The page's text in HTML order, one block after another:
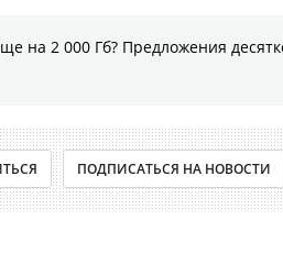
на 2 000 Гб? Предложения
ПОДПИСАТЬСЯ НА НОВОСТИ